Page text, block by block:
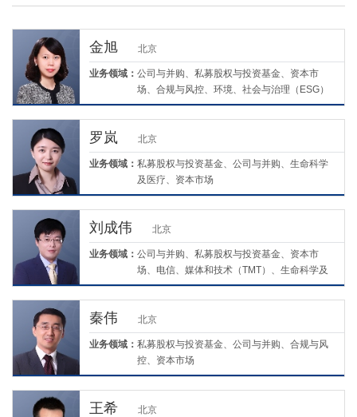
金旭 北京
业务领域： 公司与并购、私募股权与投资基金、资本市
场、合规与风控、环境、社会与治理（ESG）
罗岚 北京
业务领域： 私募股权与投资基金、公司与并购、生命科学
及医疗、资本市场
刘成伟 北京
业务领域： 公司与并购、私募股权与投资基金、资本市
场、电信、媒体和技术（TMT）、生命科学及
医疗、环境、社会与治理（ESG）
秦伟 北京
业务领域： 私募股权与投资基金、公司与并购、合规与风
控、资本市场
王希 北京